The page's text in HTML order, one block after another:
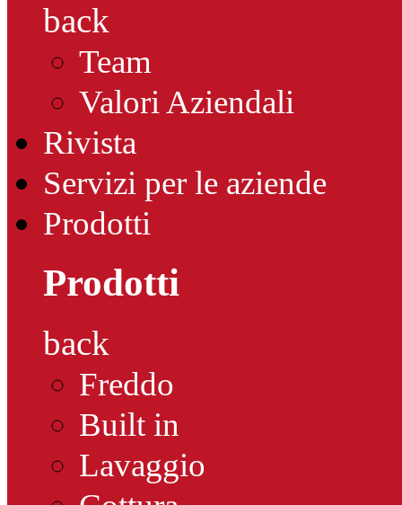
back
Team
Valori Aziendali
Rivista
Servizi per le aziende
Prodotti
Prodotti
back
Freddo
Built in
Lavaggio